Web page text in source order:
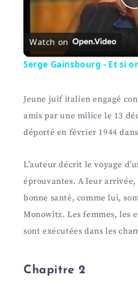
Watch on
Serge Gainsbourg - Et si
Jeune juif italien engagé
amis par une milice le 13
déporté en février 1944
L’auteur décrit le voyage
éprouvantes. A leur arrivée,
bonne santé, comme lui,
Monowitz. Les femmes, les
sont exécutées dans les
Chapitre 2